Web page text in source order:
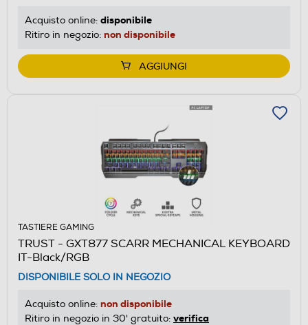
Acquisto online: disponibile
Ritiro in negozio: non disponibile
AGGIUNGI
TASTIERE GAMING
TRUST - GXT877 SCARR MECHANICAL KEYBOARD
IT-Black/RGB
DISPONIBILE SOLO IN NEGOZIO
Acquisto online: non disponibile
Ritiro in negozio in 30' gratuito: verifica